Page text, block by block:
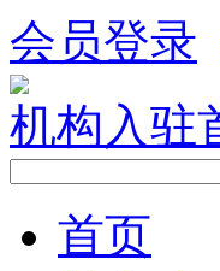
会员登录
机构入驻
首页